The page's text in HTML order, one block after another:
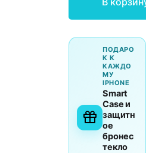
ПОДАРО
К К
КАЖДО
МУ
IPHONE
Smart
Case и
защитн
ое
бронес
текло